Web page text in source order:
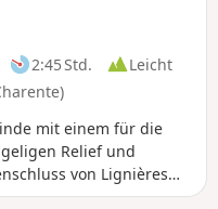
2:45 Std.
Leicht
mit einem für die
Relief und
von Lignières
der Grande